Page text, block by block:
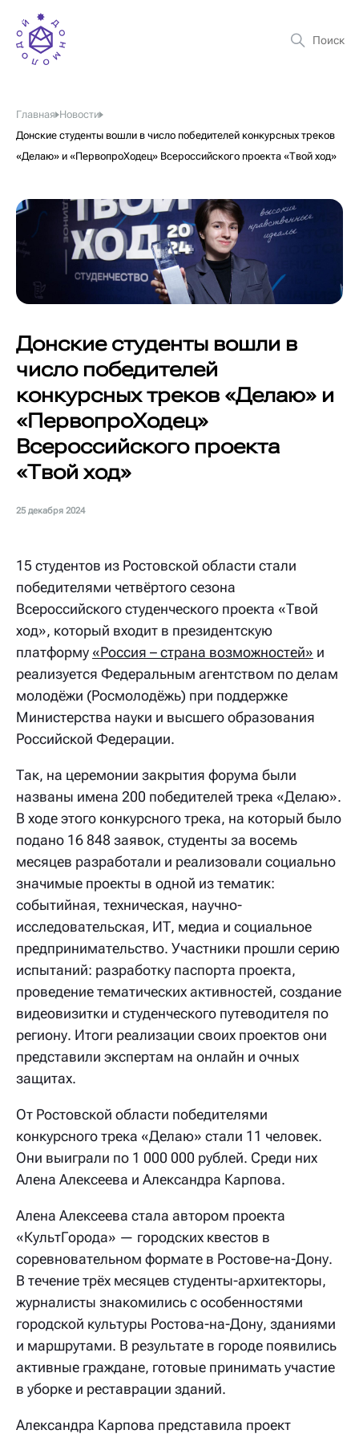
Главная Новости
Донские студенты вошли в число победителей конкурсных треков
«Делаю» и «ПервопроХодец» Всероссийского проекта «Твой ход»
Донские студенты вошли в
число победителей
конкурсных треков «Делаю» и
«ПервопроХодец»
Всероссийского проекта
«Твой ход»
25 декабря 2024
15 студентов из Ростовской области стали
победителями четвёртого сезона
Всероссийского студенческого проекта «Твой
ход», который входит в президентскую
платформу «Россия – страна возможностей» и
реализуется Федеральным агентством по делам
молодёжи (Росмолодёжь) при поддержке
Министерства науки и высшего образования
Российской Федерации.
Так, на церемонии закрытия форума были
названы имена 200 победителей трека «Делаю».
В ходе этого конкурсного трека, на который было
подано 16 848 заявок, студенты за восемь
месяцев разработали и реализовали социально
значимые проекты в одной из тематик:
событийная, техническая, научно-
исследовательская, ИТ, медиа и социальное
предпринимательство. Участники прошли серию
испытаний: разработку паспорта проекта,
проведение тематических активностей, создание
видеовизитки и студенческого путеводителя по
региону. Итоги реализации своих проектов они
представили экспертам на онлайн и очных
защитах.
От Ростовской области победителями
конкурсного трека «Делаю» стали 11 человек.
Они выиграли по 1 000 000 рублей. Среди них
Алена Алексеева и Александра Карпова.
Алена Алексеева стала автором проекта
«КультГорода» — городских квестов в
соревновательном формате в Ростове-на-Дону.
В течение трёх месяцев студенты-архитекторы,
журналисты знакомились с особенностями
городской культуры Ростова-на-Дону, зданиями
и маршрутами. В результате в городе появились
активные граждане, готовые принимать участие
в уборке и реставрации зданий.
Александра Карпова представила проект